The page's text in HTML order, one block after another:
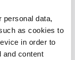
personal data,
as cookies to
in order to
and content